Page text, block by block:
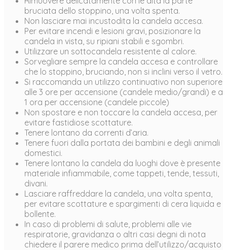
bruciata dello stoppino, una volta spenta.
Non lasciare mai incustodita la candela accesa.
Per evitare incendi e lesioni gravi, posizionare la
candela in vista, su ripiani stabili e sgombri.
Utilizzare un sottocandela resistente al calore.
Sorvegliare sempre la candela accesa e controllare
che lo stoppino, bruciando, non si inclini verso il vetro.
Si raccomanda un utilizzo continuativo non superiore
alle 3 ore per accensione (candele medio/grandi) e a
1 ora per accensione (candele piccole)
Non spostare e non toccare la candela accesa, per
evitare fastidiose scottature.
Tenere lontano da correnti d’aria.
Tenere fuori dalla portata dei bambini e degli animali
domestici.
Tenere lontano la candela da luoghi dove è presente
materiale infiammabile, come tappeti, tende, tessuti,
divani.
Lasciare raffreddare la candela, una volta spenta,
per evitare scottature e spargimenti di cera liquida e
bollente.
In caso di problemi di salute, problemi alle vie
respiratorie, gravidanza o altri casi degni di nota
chiedere il parere medico prima dell’utilizzo/acquisto